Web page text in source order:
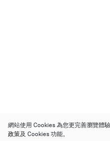
網站使用 Cookies 為您更完善瀏覽體
政策及 Cookies 功能。